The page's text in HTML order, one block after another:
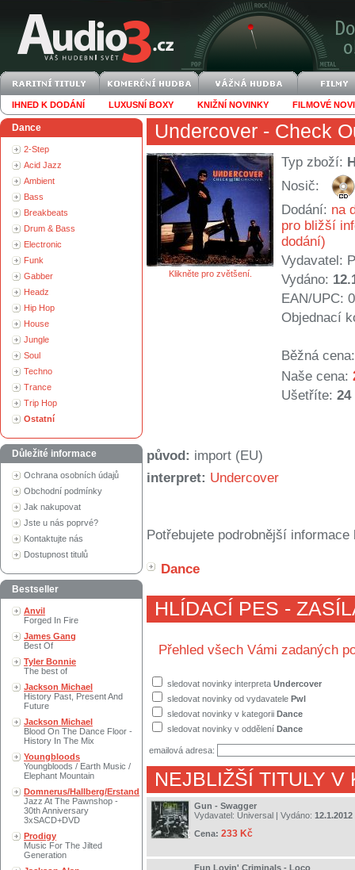
IHNED K DODÁNÍ LUXUSNÍ BOXY KNIŽNÍ NOVINKY FILMOVÉ
Dance
2-Step
Acid Jazz
Ambient
Bass
Breakbeats
Drum & Bass
Electronic
Funk
Gabber
Headz
Hip Hop
House
Jungle
Soul
Techno
Trance
Trip Hop
Ostatní
Důležité informace
Ochrana osobních údajů
Obchodní podmínky
Jak nakupovat
Jste u nás poprvé?
Kontaktujte nás
Dostupnost titulů
Bestseller
Anvil
Forged In Fire
James Gang
Best Of
Tyler Bonnie
The best of
Jackson Michael
History Past, Present And
Future
Jackson Michael
Blood On The Dance Floor -
History In The Mix
Youngbloods
Youngbloods / Earth Music /
Elephant Mountain
Domnerus/Hallberg/Erstand
Jazz At The Pawnshop -
30th Anniversary
3xSACD+DVD
Prodigy
Music For The Jilted
Generation
Undercover - Check
Klikněte pro zvětšení.
Typ zboží:
Nosič:
Dodání: na
pro bližší
dodání)
Vydavatel:
Vydáno:
EAN/UPC:
Objednací
Běžná cena:
Naše cena:
Ušetříte: 24
původ: import (EU)
interpret: Undercover
Potřebujete podrobnější
Dance
HLÍDACÍ PES -
Přehled všech Vámi zadaných
sledovat novinky interpreta Undercover
sledovat novinky od vydavatele Pwl
sledovat novinky v kategorii Dance
sledovat novinky v oddělení Dance
emailová adresa:
NEJBLIŽŠÍ TITULY V
Gun - Swagger
Vydavatel: Universal | Vydáno: 12.1.2012
Cena: 233 Kč
Fun Lovin' Criminals - Loco